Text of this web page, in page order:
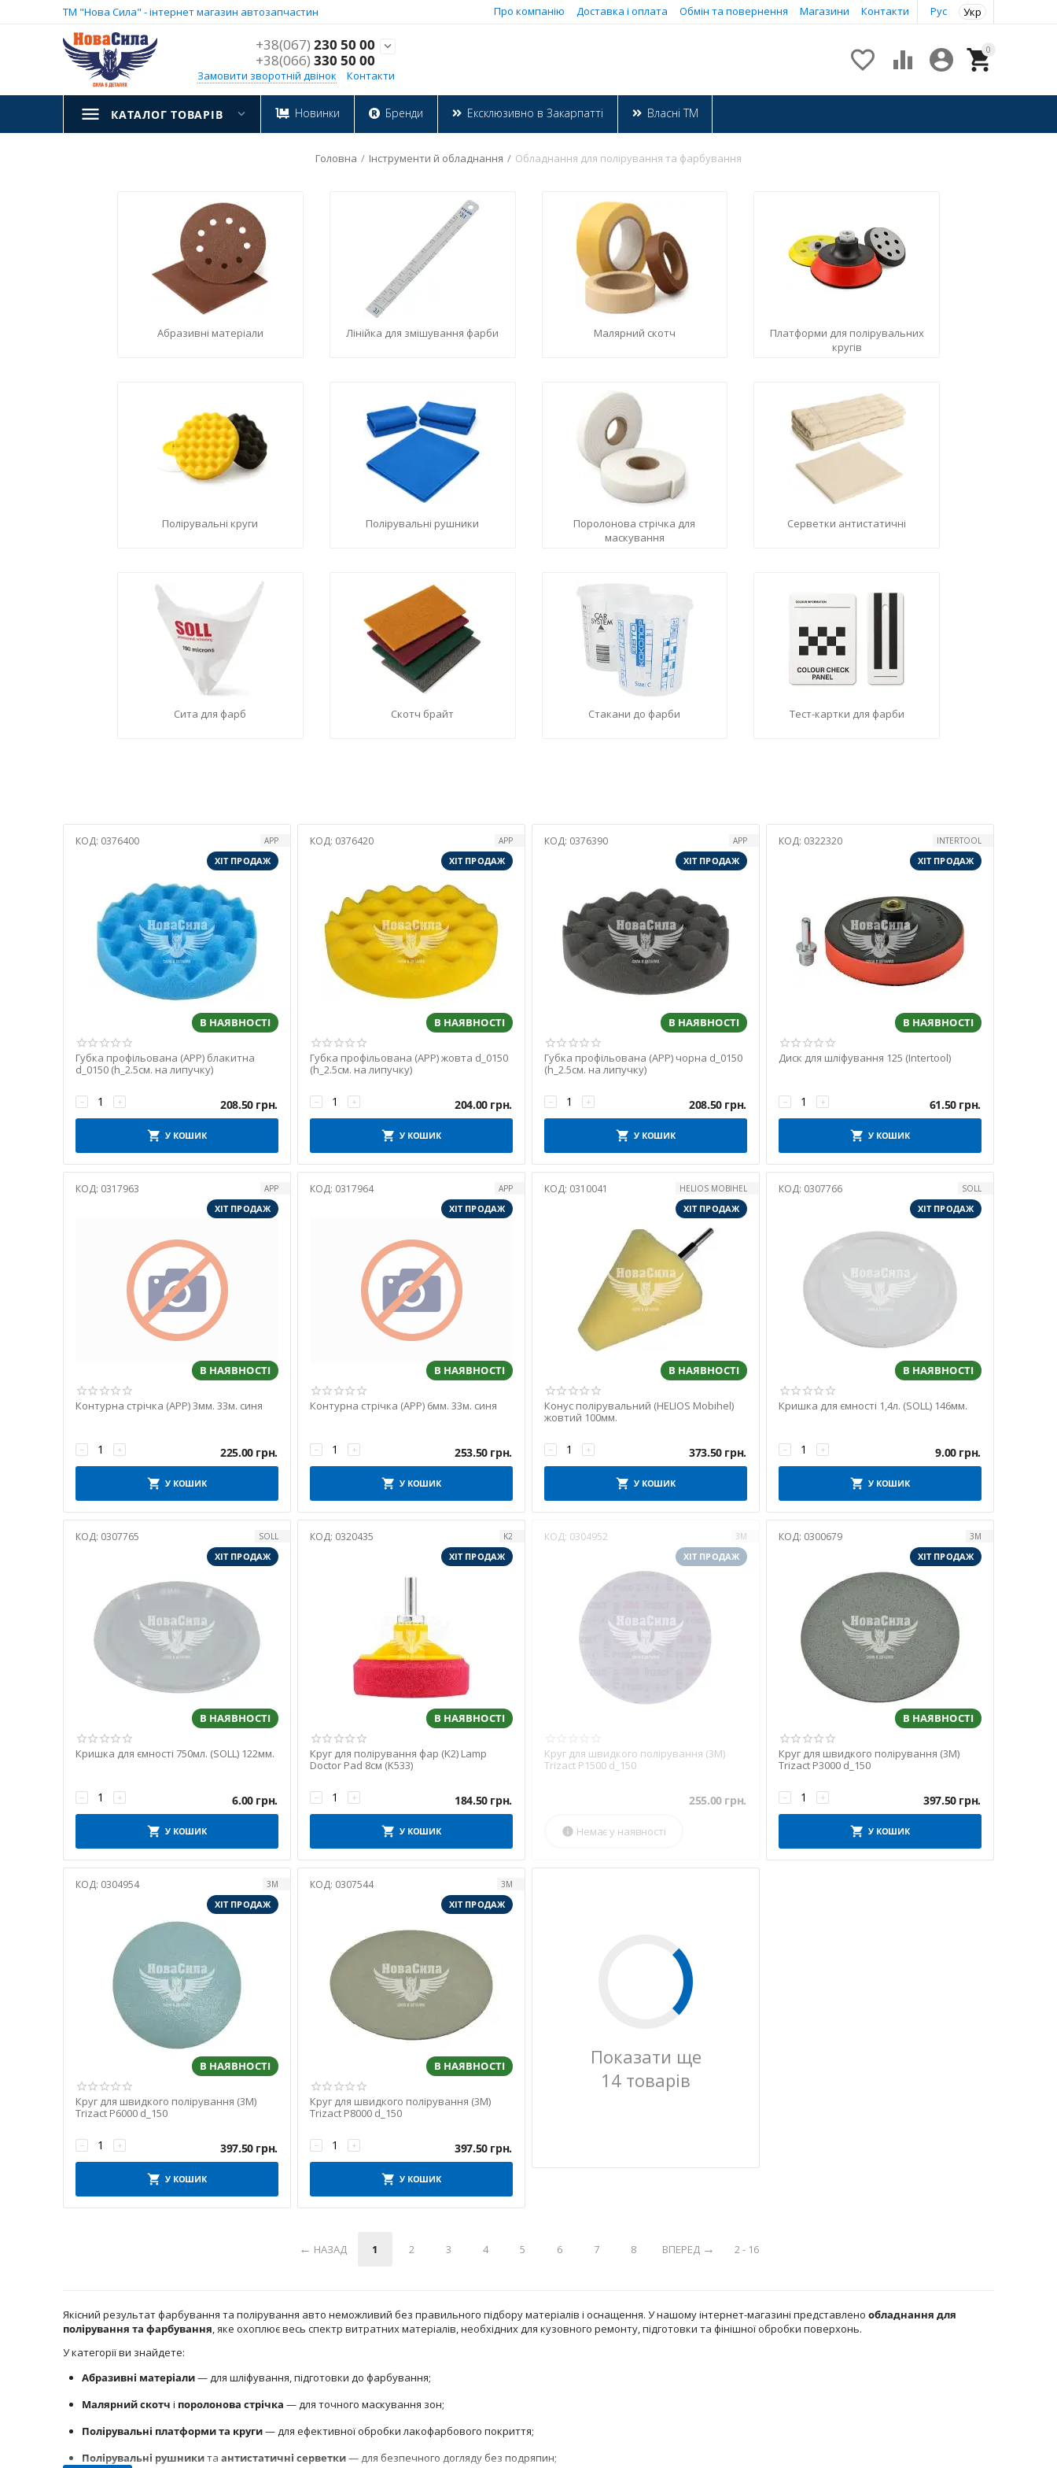
ТМ "Нова Сила" - інтернет магазин автозапчастин Рус Укр
Про компанію Доставка і оплата Обмін та повернення Магазини Контакти
+38(067) 230 50 00
+38(066) 330 50 00

Замовити зворотній двінок Контакти
0


 
КАТАЛОГ ТОВАРІВ Новинки Бренди Ексклюзивно в Закарпатті Власні ТМ
Головна / Інструменти й обладнання / Обладнання для полірування та фарбування
Абразивні матеріали Лінійка для змішування фарби Малярний скотч
Платформи для полірувальних
кругів
Полірувальні круги Полірувальні рушники
Поролонова стрічка для
маскування
Серветки антистатичні
Сита для фарб Скотч брайт Стакани до фарби Тест-картки для фарби
КОД: 0376400
APP
ХІТ ПРОДАЖ
В НАЯВНОСТІ
Губка профільована (APP) блакитна
d_0150 (h_2.5см. на липучку)
+
− 208.50 грн.
У КОШИК
КОД: 0376420
APP
ХІТ ПРОДАЖ
В НАЯВНОСТІ
Губка профільована (APP) жовта d_0150
(h_2.5см. на липучку)
+
− 204.00 грн.
У КОШИК
КОД: 0376390
APP
ХІТ ПРОДАЖ
В НАЯВНОСТІ
Губка профільована (APP) чорна d_0150
(h_2.5см. на липучку)
+
− 208.50 грн.
У КОШИК
КОД: 0322320
INTERTOOL
ХІТ ПРОДАЖ
В НАЯВНОСТІ
Диск для шліфування 125 (Intertool)
+
− 61.50 грн.
У КОШИК
КОД: 0317963
APP
ХІТ ПРОДАЖ
В НАЯВНОСТІ
Контурна стрічка (APP) 3мм. 33м. синя
+
− 225.00 грн.
У КОШИК
КОД: 0317964
APP
ХІТ ПРОДАЖ
В НАЯВНОСТІ
Контурна стрічка (APP) 6мм. 33м. синя
+
− 253.50 грн.
У КОШИК
КОД: 0310041
HELIOS MOBIHEL
ХІТ ПРОДАЖ
В НАЯВНОСТІ
Конус полірувальний (HELIOS Mobihel)
жовтий 100мм.
+
− 373.50 грн.
У КОШИК
КОД: 0307766
SOLL
ХІТ ПРОДАЖ
В НАЯВНОСТІ
Кришка для ємності 1,4л. (SOLL) 146мм.
+
− 9.00 грн.
У КОШИК
КОД: 0307765
SOLL
ХІТ ПРОДАЖ
В НАЯВНОСТІ
Кришка для ємності 750мл. (SOLL) 122мм.
+
− 6.00 грн.
У КОШИК
КОД: 0320435
K2
ХІТ ПРОДАЖ
В НАЯВНОСТІ
Круг для полірування фар (K2) Lamp
Doctor Pad 8см (K533)
+
− 184.50 грн.
У КОШИК
КОД: 0304952
3M
ХІТ ПРОДАЖ
Круг для швидкого полірування (3M)
Trizact P1500 d_150
255.00 грн.
Немає у наявності

КОД: 0300679
3M
ХІТ ПРОДАЖ
В НАЯВНОСТІ
Круг для швидкого полірування (3M)
Trizact P3000 d_150
+
− 397.50 грн.
У КОШИК
КОД: 0304954
3M
ХІТ ПРОДАЖ
В НАЯВНОСТІ
Круг для швидкого полірування (3M)
Trizact P6000 d_150
+
− 397.50 грн.
У КОШИК
КОД: 0307544
3M
ХІТ ПРОДАЖ
В НАЯВНОСТІ
Круг для швидкого полірування (3M)
Trizact P8000 d_150
+
− 397.50 грн.
У КОШИК
Показати ще
14 товарів
НАЗАД 1 2 3 4 5 6 7 8 ВПЕРЕД 2 - 16
Якісний результат фарбування та полірування авто неможливий без правильного підбору матеріалів і оснащення. У нашому інтернет-магазині представлено обладнання для
полірування та фарбування, яке охоплює весь спектр витратних матеріалів, необхідних для кузовного ремонту, підготовки та фінішної обробки поверхонь.
У категорії ви знайдете:
Абразивні матеріали— для шліфування, підготовки до фарбування;
Малярний скотч і поролонова стрічка — для точного маскування зон;
Полірувальні платформи та круги— для ефективної обробки лакофарбового покриття;
Полірувальні рушникита антистатичні серветки— для безпечного догляду без подряпин;